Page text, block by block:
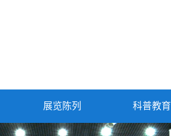
展览陈列 科普教育